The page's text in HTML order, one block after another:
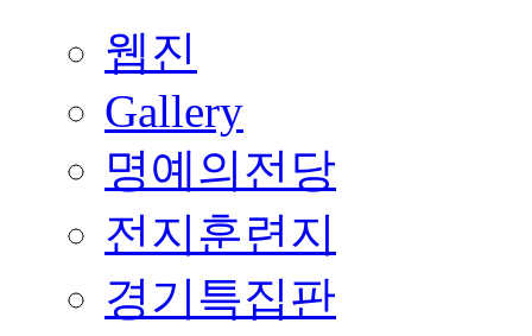
웹진
Gallery
명예의전당
전지훈련지
경기특집판